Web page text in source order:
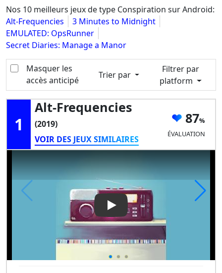
Nos 10 meilleurs jeux de type Conspiration sur Android:
Alt-Frequencies
3 Minutes to Midnight
EMULATED: OpsRunner
Secret Diaries: Manage a Manor
Masquer les
accès anticipé
Trier par
Filtrer par
platform
1
Alt-Frequencies
(2019)
VOIR DES JEUX SIMILAIRES
87
ÉVALUATION
Play Video: Alt-Frequencies